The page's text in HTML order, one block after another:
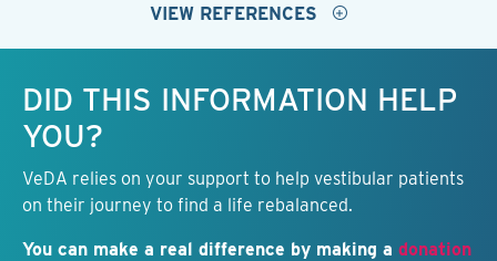
VIEW REFERENCES
DID THIS INFORMATION HELP
YOU?
VeDA relies on your support to help vestibular patients
on their journey to find a life rebalanced.
You can make a real difference by making a donation